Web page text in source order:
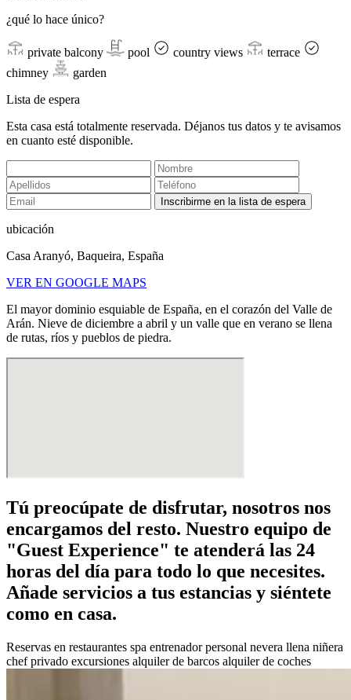
¿qué lo hace único?
private balcony pool country views
terrace
chimney
garden
Lista de espera
Esta casa está totalmente reservada. Déjanos tus datos y te avisamos
en cuanto esté disponible.
Inscribirme en la lista de espera
ubicación
Casa Aranyó, Baqueira, España
VER EN GOOGLE MAPS
El mayor dominio esquiable de España, en el corazón del Valle de
Arán. Nieve de diciembre a abril y un valle que en verano se llena
de rutas, ríos y pueblos de piedra.
Tú preocúpate de disfrutar, nosotros nos
encargamos del resto. Nuestro equipo de
"Guest Experience" te atenderá las 24
horas del día para todo lo que necesites.
Añade servicios a tus estancias y siéntete
como en casa.
Reservas en restaurantes spa entrenador personal nevera llena niñera
chef privado excursiones alquiler de barcos alquiler de coches